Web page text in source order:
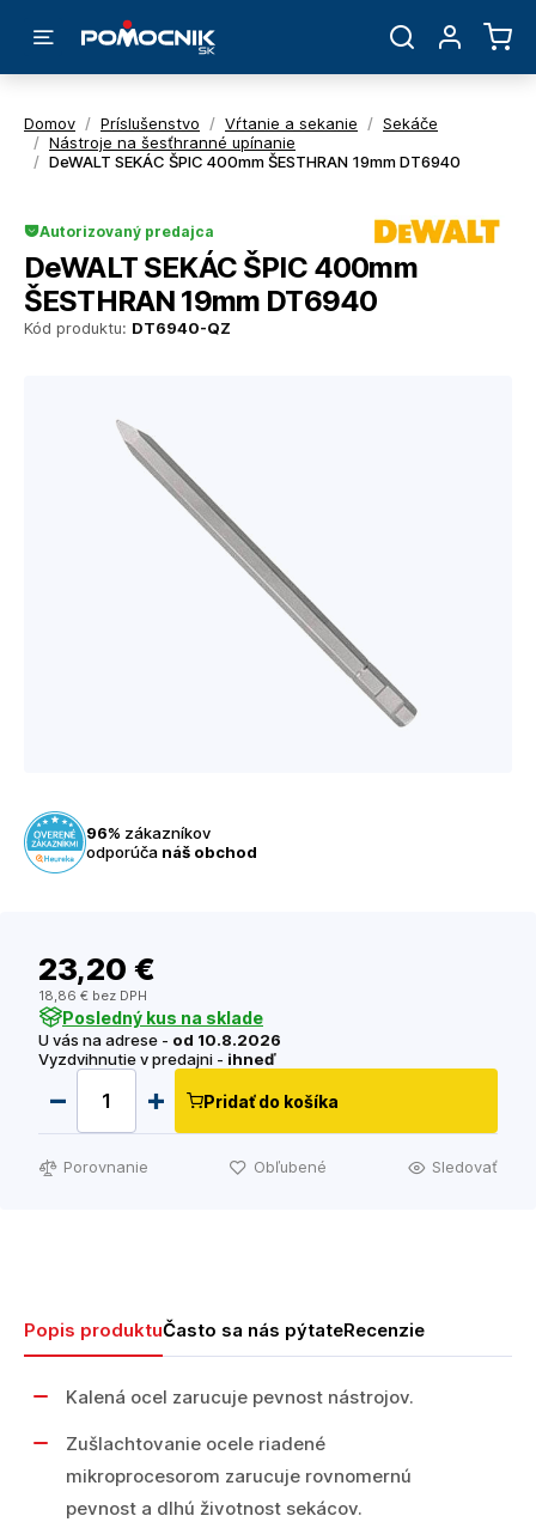
Domov / Príslušenstvo / Vŕtanie a sekanie / Sekáče
/ Nástroje na šesťhranné upínanie
/ DeWALT SEKÁC ŠPIC 400mm ŠESTHRAN 19mm DT6940
Kód produktu: DT6940-QZ
Autorizovaný predajca
DeWALT SEKÁC ŠPIC 400mm
ŠESTHRAN 19mm DT6940
96% zákazníkov
odporúča náš obchod
23,20 €
18,86 € bez DPH
Posledný kus na sklade
U vás na adrese - od 10.8.2026
Vyzdvihnutie v predajni - ihneď
Pridať do košíka
Porovnanie Obľubené Sledovať
Popis produktuČasto sa nás pýtateRecenzie
Kalená ocel zarucuje pevnost nástrojov.
Zušlachtovanie ocele riadené
mikroprocesorom zarucuje rovnomernú
pevnost a dlhú životnost sekácov.